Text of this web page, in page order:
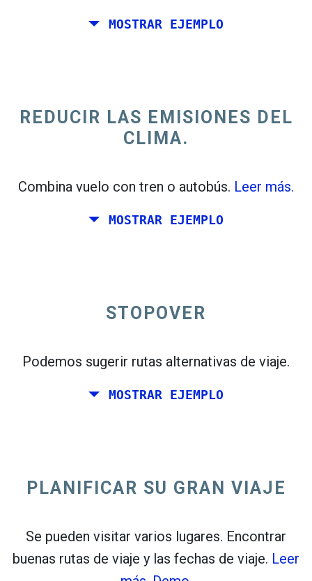
MOSTRAR EJEMPLO
Encontrado previamente. Haga clic enflight_takeoffpara
REDUCIR LAS EMISIONES DEL
CLIMA.
Combina vuelo con tren o autobús. Leer más.
MOSTRAR EJEMPLO
Elige fechas exactas para Ida y vuelta o Solo ida
Prueba esto open_in_new
STOPOVER
Podemos sugerir rutas alternativas de viaje.
MOSTRAR EJEMPLO
PLANIFICAR SU GRAN VIAJE
Se pueden visitar varios lugares. Encontrar
buenas rutas de viaje y las fechas de viaje. Leer